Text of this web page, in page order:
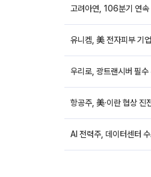
유니켐, 美 전자피부 기